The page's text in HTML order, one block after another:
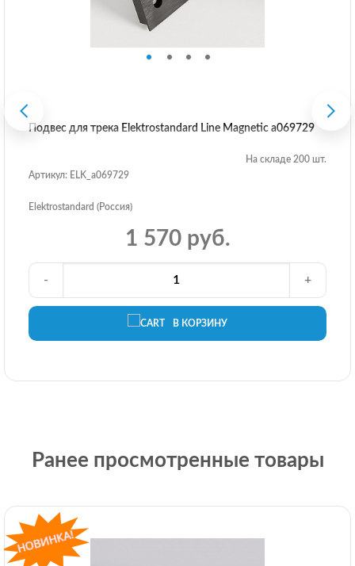
Подвес для трека Elektrostandard Line Magnetic a069729
На складе 200 шт.
Артикул: ELK_a069729
Elektrostandard (Россия)
1 570 руб.
В КОРЗИНУ
- +
Ранее просмотренные товары